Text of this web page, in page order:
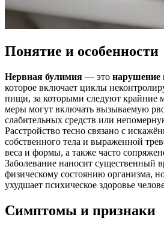
Понятие и особенности
Нервная булимия — это нарушение
которое включает циклы
пищи, за которыми следуют крайние
меры могут включать вызываемую
слабительных средств или
Расстройство тесно связано с
собственного тела и выраженной
веса и формы, а также часто
Заболевание наносит существенный
физическому состоянию организма,
ухудшает психическое здоровье
Симптомы и признаки